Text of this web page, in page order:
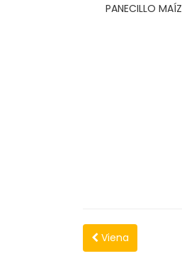
PANECILLO MAÍZ
Viena